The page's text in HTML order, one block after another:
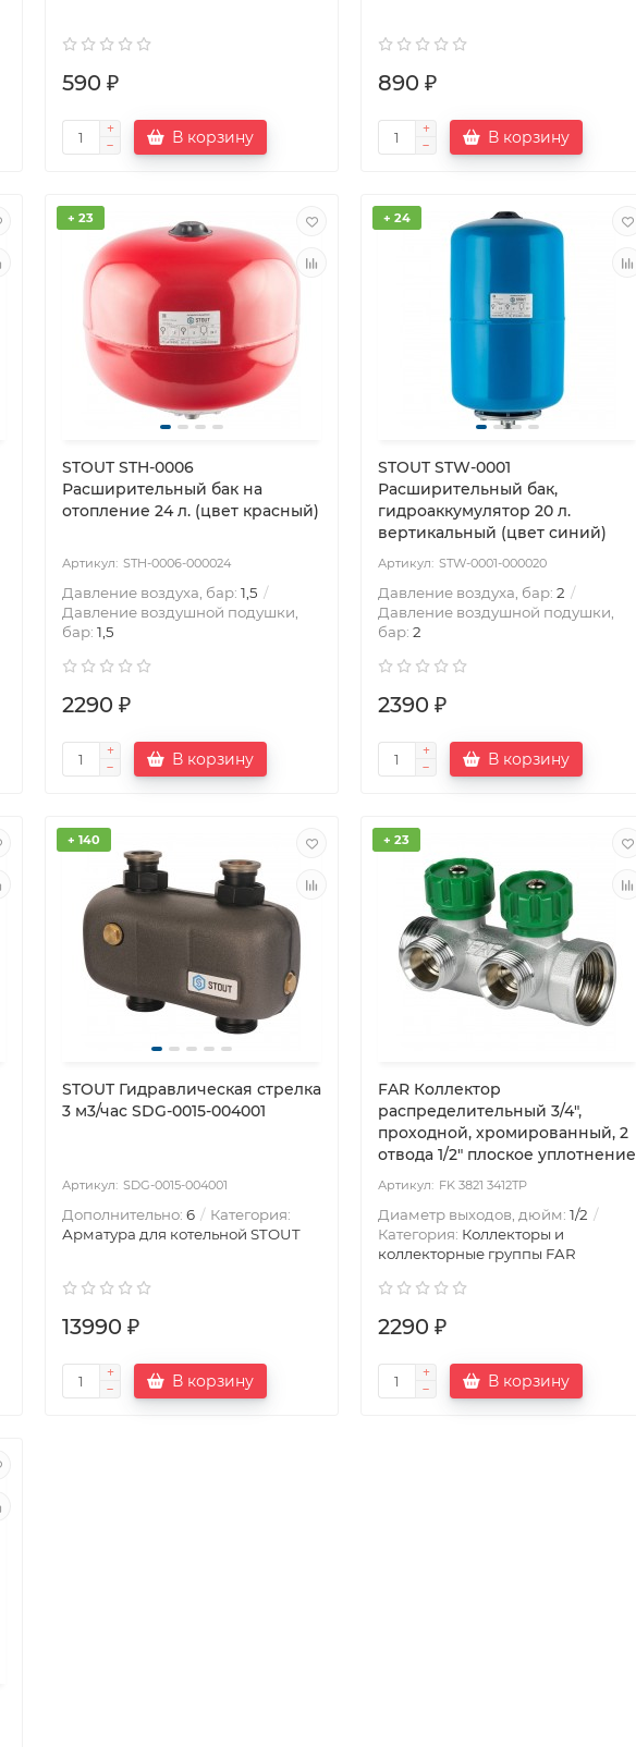
590 ₽
В корзину
890 ₽
В корзину
+ 23
STOUT STH-0006
Расширительный бак на
отопление 24 л. (цвет красный)
STH-0006-000024
Давление воздуха, бар: 1,5
Давление воздушной подушки,
бар: 1,5
2290 ₽
В корзину
+ 24
STOUT STW-0001
Расширительный бак,
гидроаккумулятор 20 л.
вертикальный (цвет синий)
STW-0001-000020
Давление воздуха, бар: 2
Давление воздушной подушки,
бар: 2
2390 ₽
В корзину
+ 140
STOUT Гидравлическая стрелка
3 м3/час SDG-0015-004001
SDG-0015-004001
Дополнительно: 6
Категория:
Арматура для котельной STOUT
13990 ₽
В корзину
+ 23
FAR Коллектор
распределительный 3/4",
проходной, хромированный, 2
отвода 1/2" плоское уплотнение
FK 3821 3412TP
Диаметр выходов, дюйм: 1/2
Категория: Коллекторы и
коллекторные группы FAR
2290 ₽
В корзину